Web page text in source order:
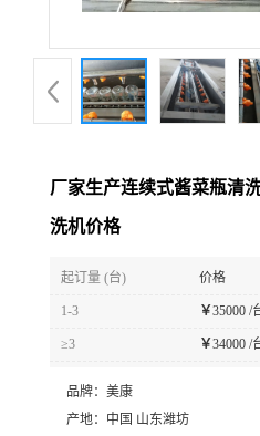
厂家生产连续式酱菜瓶清
洗机价格
起订量 (台) 价格
1-3 ￥35000 /
≥3 ￥34000 /
品牌： 美康
产地： 中国 山东潍坊